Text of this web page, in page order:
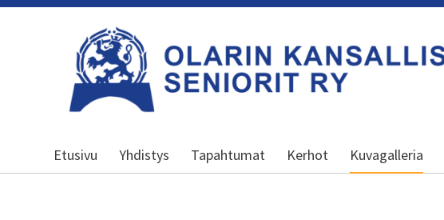
Olarin kansalliset seniorit ry
Etusivu Yhdistys Tapahtumat Kerhot Kuvagalleria